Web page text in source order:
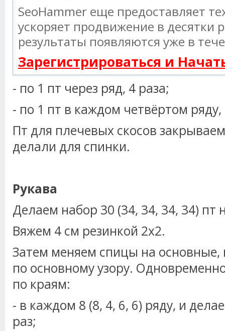
SeoHammer еще предоставляет
ускоряет продвижение в десятки
результаты появляются уже в
Зарегистрироваться и
- по 1 пт через ряд, 4 раза;
- по 1 пт в каждом четвёртом ряду,
Пт для плечевых скосов
делали для спинки.
Рукава
Делаем набор 30 (34, 34, 34, 34)
Вяжем 4 см резинкой 2х2.
Затем меняем спицы на
по основному узору.
по краям:
- в каждом 8 (8, 4, 6, 6) ряду, и
раз;